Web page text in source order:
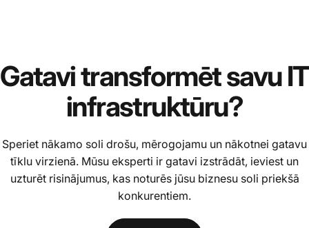
GatavitransformētsavuIT
infrastruktūru?
Speriet nākamo soli drošu, mērogojamu un nākotnei gatavu
tīklu virzienā. Mūsu eksperti ir gatavi izstrādāt, ieviest un
uzturēt risinājumus, kas noturēs jūsu biznesu soli priekšā
konkurentiem.